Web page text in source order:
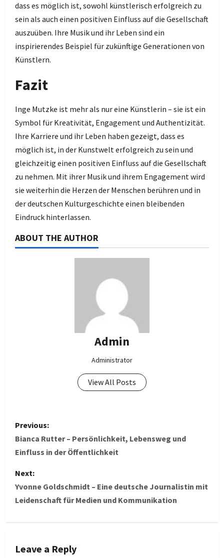
dass es möglich ist, sowohl künstlerisch erfolgreich zu
sein als auch einen positiven Einfluss auf die Gesellschaft
auszuüben. Ihre Musik und ihr Leben sind ein
inspirierendes Beispiel für zukünftige Generationen von
Künstlern.
Fazit
Inge Mutzke ist mehr als nur eine Künstlerin – sie ist ein
Symbol für Kreativität, Engagement und Authentizität.
Ihre Karriere und ihr Leben haben gezeigt, dass es
möglich ist, in der Kunstwelt erfolgreich zu sein und
gleichzeitig einen positiven Einfluss auf die Gesellschaft
zu nehmen. Mit ihrer Musik und ihrem Engagement wird
sie weiterhin die Herzen der Menschen berühren und in
der deutschen Kulturgeschichte einen bleibenden
Eindruck hinterlassen.
ABOUT THE AUTHOR
Admin
Administrator
View All Posts
P
o
t
n
v
Previous:
Bianca Rutter – Persönlichkeit, Lebensweg und
Einfluss in der Öffentlichkeit
Next:
Yvonne Goldschmidt – Eine deutsche Journalistin mit
Leidenschaft für Medien und Kommunikation
Leave a Reply